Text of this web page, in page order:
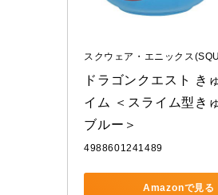
スクウェア・エニックス
ドラゴンクエスト き
イム ＜スライム型き
ブルー＞
4988601241489
Amazonで見る